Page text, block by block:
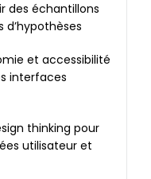
des échantillons
et accessibilité
interfaces
thinking pour
utilisateur et